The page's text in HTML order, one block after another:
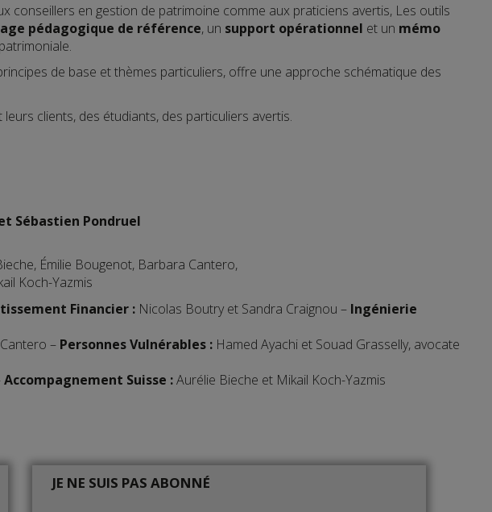
conseillers en gestion de patrimoine comme aux praticiens avertis, Les outils
pédagogique de référence, un support opérationnel et un mémo
de base et thèmes particuliers, offre une approche schématique des
clients, des étudiants, des particuliers avertis.
Sébastien Pondruel
Émilie Bougenot, Barbara Cantero,
Koch-Yazmis
Financier : Nicolas Boutry et Sandra Craignou – Ingénierie
– Personnes Vulnérables : Hamed Ayachi et Souad Grasselly, avocate
Accompagnement Suisse :Aurélie Bieche et Mikail Koch-Yazmis
JE NE SUIS PAS ABONNÉ